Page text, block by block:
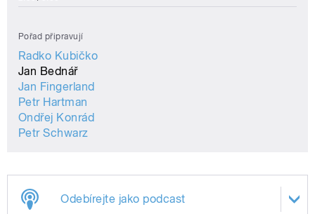
Pořad připravují
Radko Kubičko
Jan Bednář
Jan Fingerland
Petr Hartman
Ondřej Konrád
Petr Schwarz
Odebírejte jako podcast